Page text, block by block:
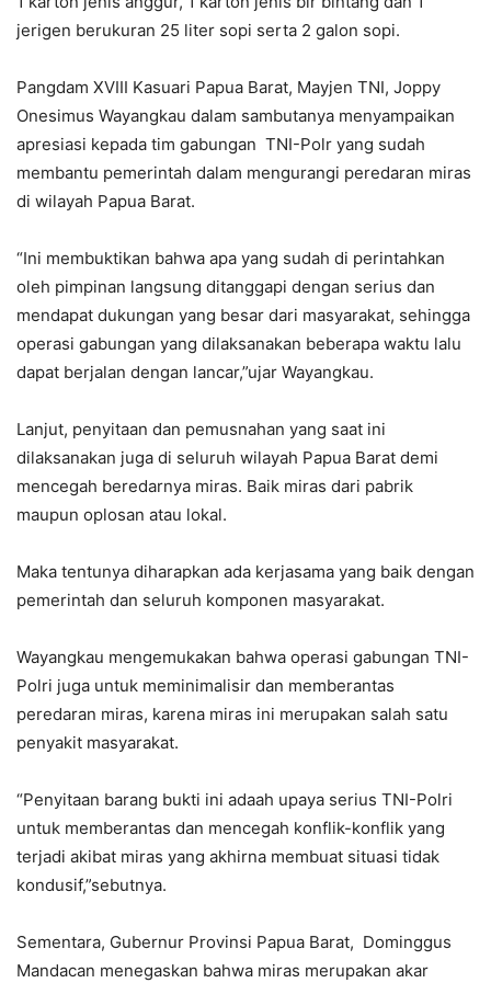
jerigen berukuran 25 liter sopi serta 2 galon sopi.
Pangdam XVIII Kasuari Papua Barat, Mayjen TNI, Joppy
Onesimus Wayangkau dalam sambutanya menyampaikan
apresiasi kepada tim gabungan TNI-Polr yang sudah
membantu pemerintah dalam mengurangi peredaran miras
di wilayah Papua Barat.
“Ini membuktikan bahwa apa yang sudah di perintahkan
oleh pimpinan langsung ditanggapi dengan serius dan
mendapat dukungan yang besar dari masyarakat, sehingga
operasi gabungan yang dilaksanakan beberapa waktu lalu
dapat berjalan dengan lancar,”ujar Wayangkau.
Lanjut, penyitaan dan pemusnahan yang saat ini
dilaksanakan juga di seluruh wilayah Papua Barat demi
mencegah beredarnya miras. Baik miras dari pabrik
maupun oplosan atau lokal.
Maka tentunya diharapkan ada kerjasama yang baik dengan
pemerintah dan seluruh komponen masyarakat.
Wayangkau mengemukakan bahwa operasi gabungan TNI-
Polri juga untuk meminimalisir dan memberantas
peredaran miras, karena miras ini merupakan salah satu
penyakit masyarakat.
“Penyitaan barang bukti ini adaah upaya serius TNI-Polri
untuk memberantas dan mencegah konflik-konflik yang
terjadi akibat miras yang akhirna membuat situasi tidak
kondusif,”sebutnya.
Sementara, Gubernur Provinsi Papua Barat, Dominggus
Mandacan menegaskan bahwa miras merupakan akar